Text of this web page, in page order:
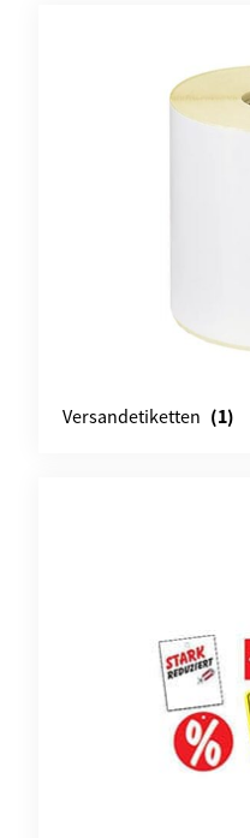
Versandetiketten (1)